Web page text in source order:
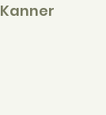
Kanner